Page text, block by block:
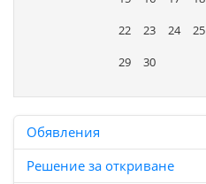
22
23 24 25
29
30
Обявления
Решение за откриване